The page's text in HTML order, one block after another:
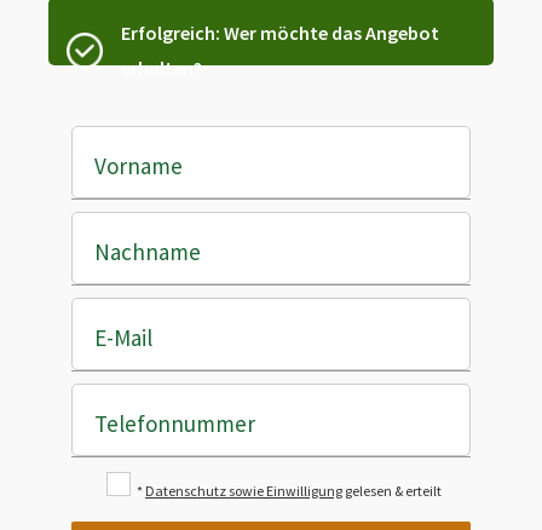
Erfolgreich: Wer möchte das Angebot
erhalten?
Vorname
Nachname
E-Mail
Telefonnummer
* Datenschutz sowie Einwilligung gelesen & erteilt